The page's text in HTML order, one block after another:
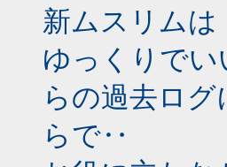
新ムスリム
ゆっくりで
らの過去ロ
らで‥